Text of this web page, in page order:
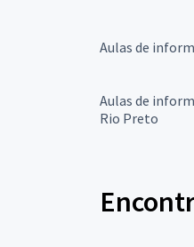
Aulas de
Aulas de
Rio Preto